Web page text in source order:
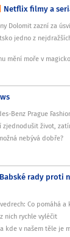
Netflix filmy a
Dolomit zazní za
jedno z
mění moře v
Benz Prague
zjednodušit život,
nebývá dobře?
Babské rady proti
Co pomáhá
nich rychle vyléčit
kde v našem těle je